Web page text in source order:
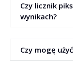
używane słowa
Czy licznik
wynikach?
Licznik
dopasowanie
Czy mogę